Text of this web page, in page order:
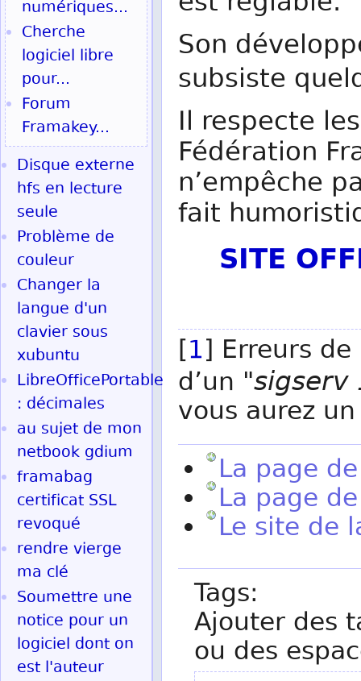
Son
subsiste
Il respecte
Fédération
n’empêche
fait
SITE
[1] Erreurs
d’un "sigserv
vous aurez
La page
La page
Le site de
Tags:
Ajouter des
ou des
numériques...
Cherche
logiciel libre
pour...
Forum
Framakey...
Disque externe
hfs en lecture
seule
Problème de
couleur
Changer la
langue d'un
clavier sous
xubuntu
LibreOfficePortable
: décimales
au sujet de mon
netbook gdium
framabag
certificat SSL
revoqué
rendre vierge
ma clé
Soumettre une
notice pour un
logiciel dont on
est l'auteur